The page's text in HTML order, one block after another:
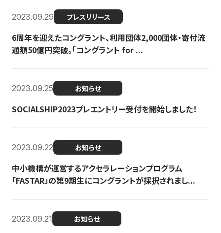
2023.09.29 プレスリリース
6周年を迎えたコングラント、利用団体2,000団体・寄付流
通額50億円突破。「コングラント for ...
2023.09.25 お知らせ
SOCIALSHIP2023プレエントリー受付を開始しました！
2023.09.22 お知らせ
中小機構が運営するアクセラレーションプログラム
「FASTAR」の第9期生にコングラントが採択されまし...
2023.09.21 お知らせ